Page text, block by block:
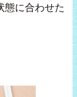
態に合わせた